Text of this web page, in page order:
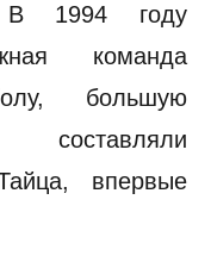
В 1994 году
команда
большую
впервые